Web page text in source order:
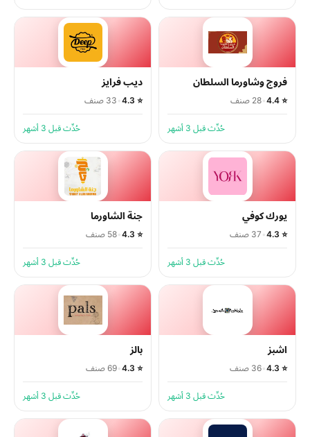
فروج وشاورما السلطان
⭐ 4.4 28 صنف
حُدِّث قبل 3 أشهر
ديب فرايز
⭐ 4.3 33 صنف
حُدِّث قبل 3 أشهر
يورك كوفي
⭐ 4.3 37 صنف
حُدِّث قبل 3 أشهر
جنة الشاورما
⭐ 4.3 58 صنف
حُدِّث قبل 3 أشهر
اشبز
⭐ 4.3 36 صنف
حُدِّث قبل 3 أشهر
بالز
⭐ 4.3 69 صنف
حُدِّث قبل 3 أشهر